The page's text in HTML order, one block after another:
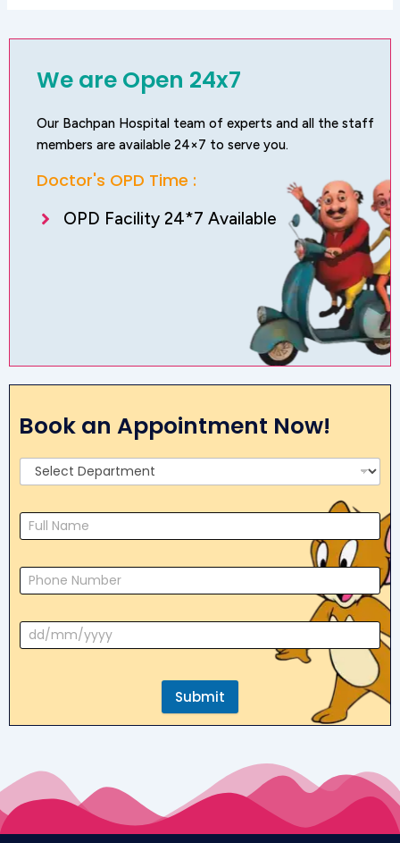
We are Open 24x7
Our Bachpan Hospital team of experts and all the staff
members are available 24×7 to serve you.
Doctor's OPD Time :
OPD Facility 24*7 Available
Book an Appointment Now!
Submit